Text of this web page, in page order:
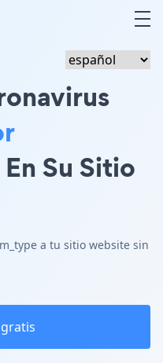
Su Sitio
a tu sitio website sin